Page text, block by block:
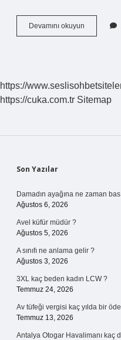
Devamını okuyun Avustralya
Kaç
https://
https://cuka.com.tr Sitemap
Sidebar
Son Yazılar
Damadın ayağına ne zaman
Ağustos 6, 2026
Avel küfür müdür ?
Ağustos 5, 2026
A sınıfı ne anlama gelir ?
Ağustos 3, 2026
3XL kaç beden kadın LCW ?
Temmuz 24, 2026
Av tüfeği vergisi kaç yılda bir
Temmuz 13, 2026
Antalya Otogar Havalimanı kaç